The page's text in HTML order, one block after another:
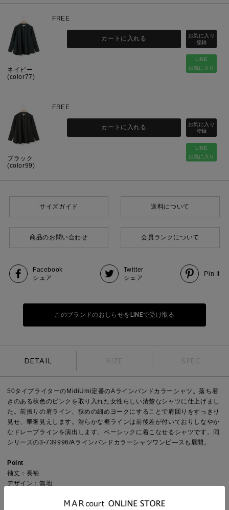
ネイビー
(color77)
FREE
LINE
お気に入り
カートに入れる
ブラック
(color99)
FREE
LINE
お気に入り
カートに入れる
サイズガイド 送料について
商品のお問い合わせ 会員ランクについて
Facebook
シェア
Twitter
シェア
Pin It
このブランドのおしらせをLINEで受け取る
DETAIL SIZE SPEC
50タイプライターのMidiUmi定番のAラインバンドカラーシャツ。落ち着
きのある秋色のピンクを取り入れた女性らしい清楚なシャツに仕上げまし
た。前振りの肩ライン、狭めの細めヨークにすることで肩回りをすっきり
見せ、華奢見えします。滑らかな裾ラインは前後差が付いておりしなやか
なドレープラインを演出します。ベーシックに着こなせるシャツです。同
シリーズの3-739996/Aラインバンドカラーシャツワンピ―スも展開。
Point
袖丈：長袖
デザイン：無地